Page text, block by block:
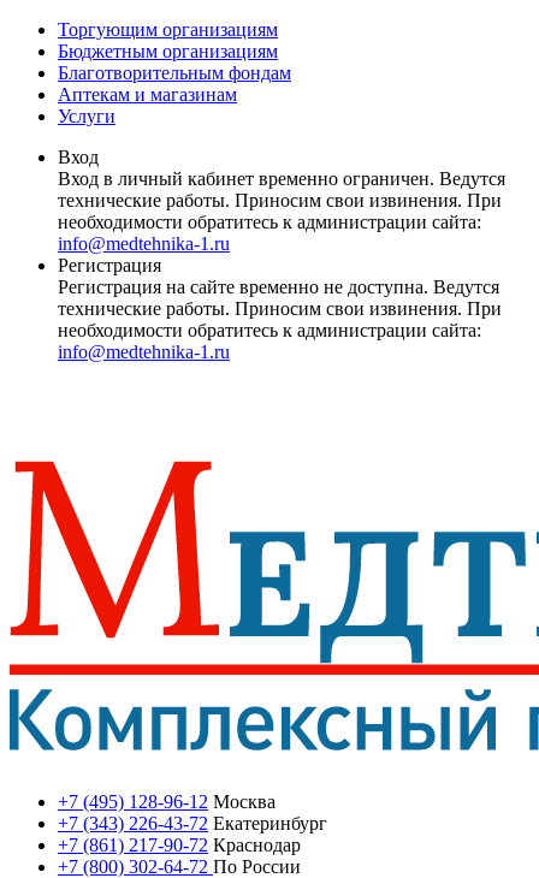
Торгующим организациям
Бюджетным организациям
Благотворительным фондам
Аптекам и магазинам
Услуги
Вход
Вход в личный кабинет временно ограничен. Ведутся
технические работы. Приносим свои извинения. При
необходимости обратитесь к администрации сайта:
info@medtehnika-1.ru
Регистрация
Регистрация на сайте временно не доступна. Ведутся
технические работы. Приносим свои извинения. При
необходимости обратитесь к администрации сайта:
info@medtehnika-1.ru
+7 (495) 128-96-12 Москва
+7 (343) 226-43-72 Екатеринбург
+7 (861) 217-90-72 Краснодар
+7 (800) 302-64-72 По России